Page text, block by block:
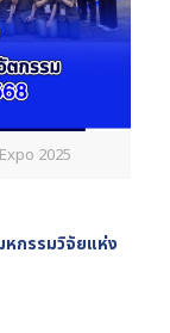
2025
หกรรมวิจัยแห่ง